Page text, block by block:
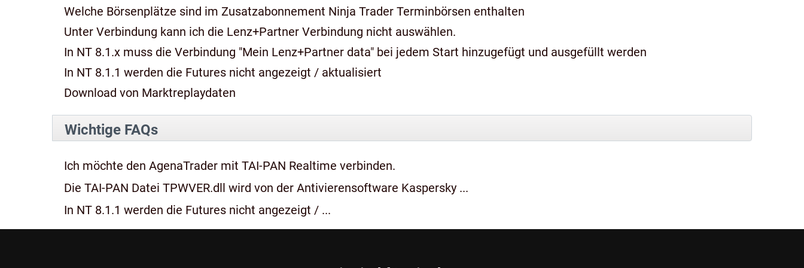
Welche Börsenplätze sind im Zusatzabonnement Ninja Trader Terminbörsen enthalten
Unter Verbindung kann ich die Lenz+Partner Verbindung nicht auswählen.
In NT 8.1.x muss die Verbindung "Mein Lenz+Partner data" bei jedem Start hinzugefügt und ausgefüllt werden
In NT 8.1.1 werden die Futures nicht angezeigt / aktualisiert
Download von Marktreplaydaten
Wichtige FAQs
Ich möchte den AgenaTrader mit TAI-PAN Realtime verbinden.
Die TAI-PAN Datei TPWVER.dll wird von der Antivierensoftware Kaspersky ...
In NT 8.1.1 werden die Futures nicht angezeigt / ...